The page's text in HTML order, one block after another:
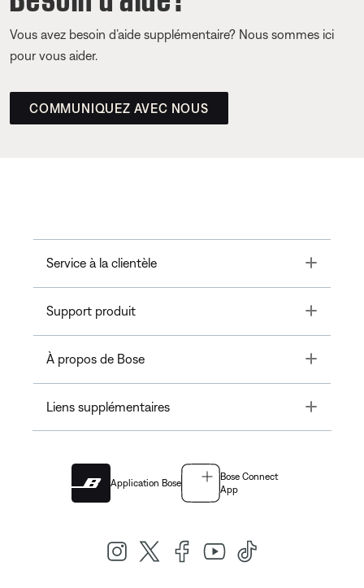
Vous avez besoin d’aide supplémentaire? Nous sommes ici
pour vous aider.
COMMUNIQUEZ AVEC NOUS
Service à la clientèle Toggle
Support produit Toggle
À propos de Bose Toggle
Liens supplémentaires Toggle
Application Bose
Bose Connect
App